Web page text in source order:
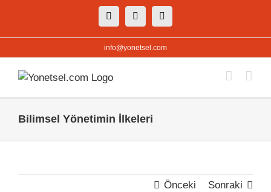
content
Facebook
X Instagram
info@yonetsel.com
Bilimsel Yönetimin İlkeleri
Önceki Sonraki